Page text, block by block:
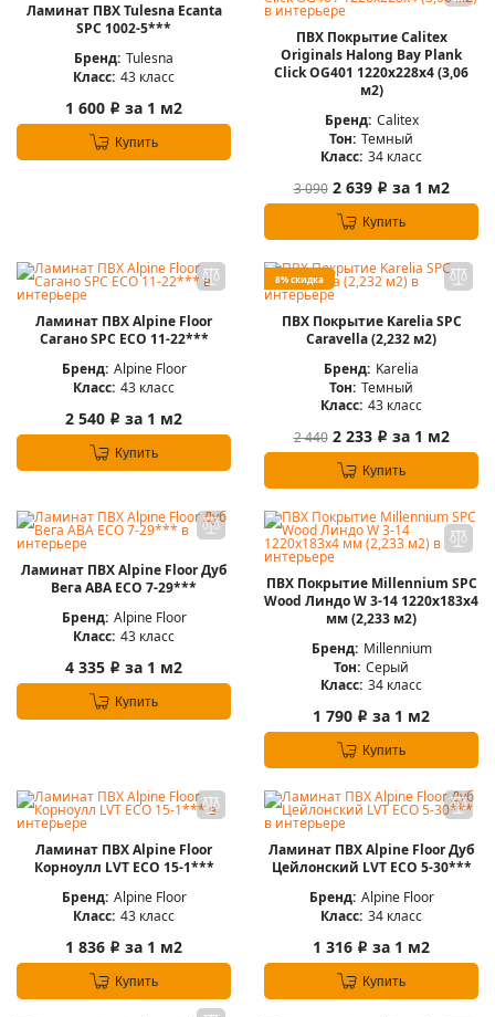
Ламинат ПВХ Tulesna Ecanta
SPC 1002-5***
Бренд: Tulesna
Класс: 43 класс
1 600 i за 1 м2
Купить
ПВХ Покрытие Calitex
Originals Halong Bay Plank
Click OG401 1220x228x4 (3,06
м2)
Бренд: Calitex
Тон: Темный
Класс: 34 класс
3 090 2 639 i за 1 м2
Купить
Ламинат ПВХ Alpine Floor
Сагано SPC ЕСО 11-22***
Бренд: Alpine Floor
Класс: 43 класс
2 540 i за 1 м2
Купить
8% скидка
ПВХ Покрытие Karelia SPC
Caravella (2,232 м2)
Бренд: Karelia
Тон: Темный
Класс: 43 класс
2 440 2 233 i за 1 м2
Купить
Ламинат ПВХ Alpine Floor Дуб
Вега ABA ЕСО 7-29***
Бренд: Alpine Floor
Класс: 43 класс
4 335 i за 1 м2
Купить
ПВХ Покрытие Millennium SPC
Wood Линдо W 3-14 1220х183х4
мм (2,233 м2)
Бренд: Millennium
Тон: Серый
Класс: 34 класс
1 790 i за 1 м2
Купить
Ламинат ПВХ Alpine Floor
Корноулл LVT ЕСО 15-1***
Бренд: Alpine Floor
Класс: 43 класс
1 836 i за 1 м2
Купить
Ламинат ПВХ Alpine Floor Дуб
Цейлонский LVT ЕСО 5-30***
Бренд: Alpine Floor
Класс: 34 класс
1 316 i за 1 м2
Купить